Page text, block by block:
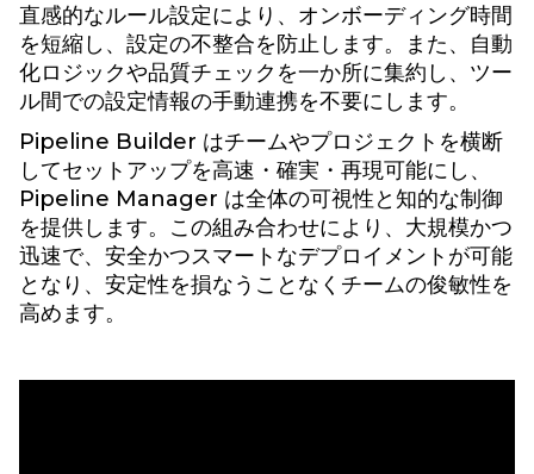
直感的なルール設定により、オンボーディング時間
を短縮し、設定の不整合を防止します。また、自動
化ロジックや品質チェックを一か所に集約し、ツー
ル間での設定情報の手動連携を不要にします。
Pipeline Builder はチームやプロジェクトを横断
してセットアップを高速・確実・再現可能にし、
Pipeline Manager は全体の可視性と知的な制御
を提供します。この組み合わせにより、大規模かつ
迅速で、安全かつスマートなデプロイメントが可能
となり、安定性を損なうことなくチームの俊敏性を
高めます。